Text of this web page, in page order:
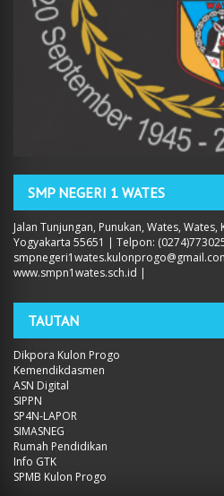
SMP NEGERI 1 WATES
Jalan Tunjungan, Punukan, Wates,
Yogyakarta 55651 | Telpon:
www.smpn1wates.sch.id |
TAUTAN
Dikpora Kulon Progo
Kemendikdasmen
ASN Digital
SIPPN
SP4N-LAPOR
SIMASNEG
Rumah Pendidikan
Info GTK
SPMB Kulon Progo